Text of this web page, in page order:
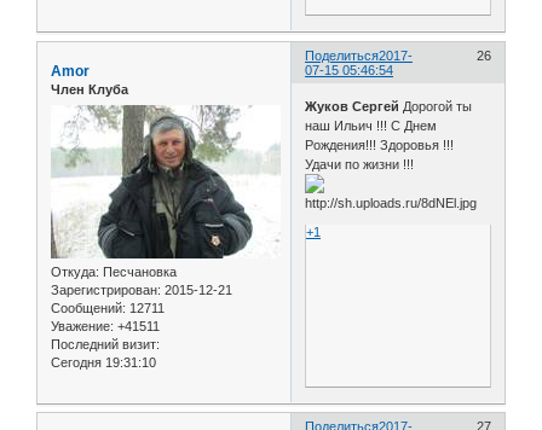
Поделиться 26
2017-
07-15 05:46:54
Amor
Член Клуба
Откуда: Песчановка
Зарегистрирован: 2015-12-21
Сообщений: 12711
Уважение: +41511
Последний визит:
Сегодня 19:31:10
Жуков Сергей Дорогой ты
наш Ильич !!! С Днем
Рождения!!! Здоровья !!!
Удачи по жизни !!!
+1
Поделиться 27
2017-